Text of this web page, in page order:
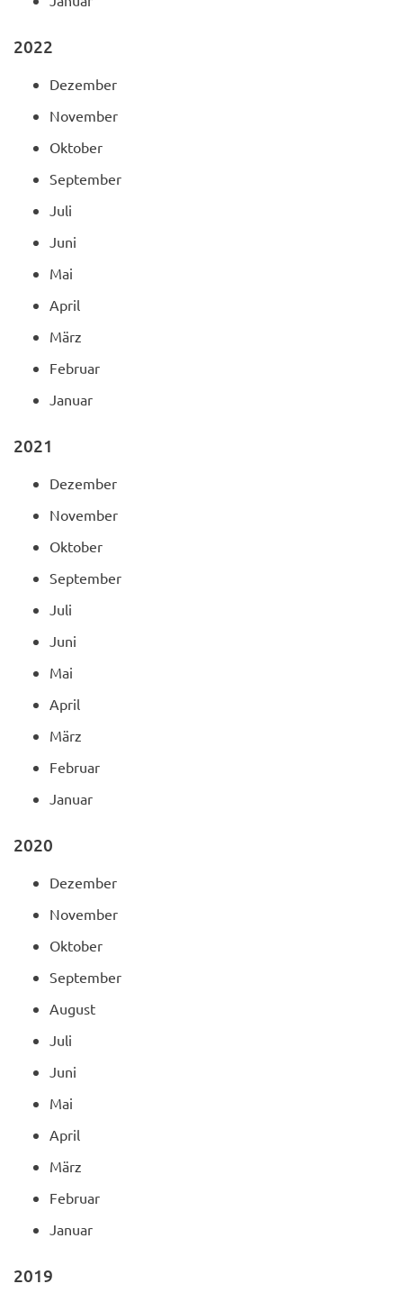
2022
Dezember
November
Oktober
September
Juli
Juni
Mai
April
März
Februar
Januar
2021
Dezember
November
Oktober
September
Juli
Juni
Mai
April
März
Februar
Januar
2020
Dezember
November
Oktober
September
August
Juli
Juni
Mai
April
März
Februar
Januar
2019